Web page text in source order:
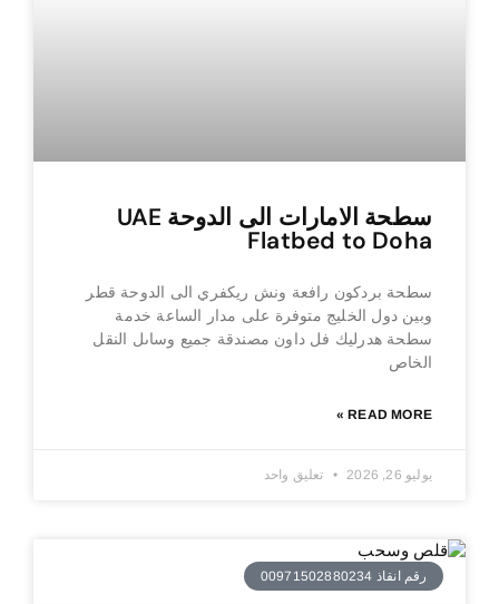
سطحة الامارات الى الدوحة UAE
Flatbed to Doha
سطحة بردكون رافعة ونش ريكفري الى الدوحة قطر
وبين دول الخليج متوفرة على مدار الساعة خدمة
سطحة هدرليك فل داون مصندقة جميع وساىل النقل
الخاص
READ MORE »
يوليو 26, 2026 تعليق واحد
رقم انقاذ 00971502880234